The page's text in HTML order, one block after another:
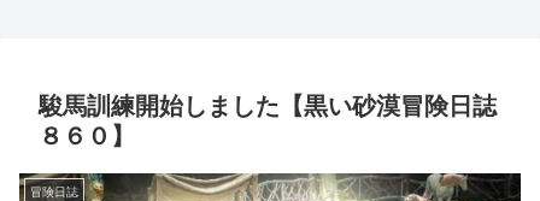
駿馬訓練開始しました【黒い砂漠冒険日誌
８６０】
冒険日誌